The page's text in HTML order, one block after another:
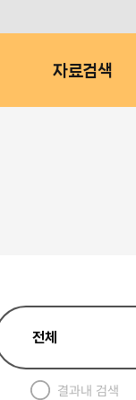
자료검색
결과내 검색